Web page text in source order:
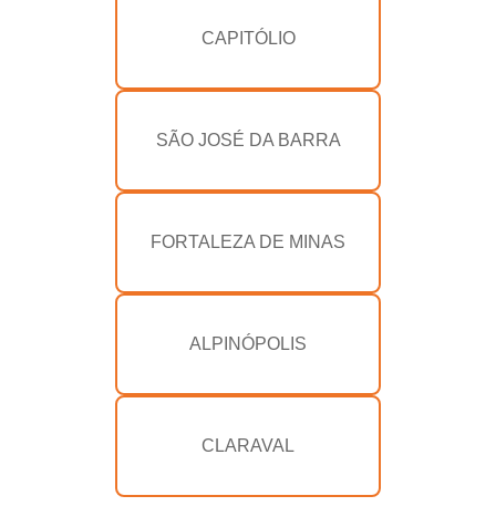
CAPITÓLIO
SÃO JOSÉ DA BARRA
FORTALEZA DE MINAS
ALPINÓPOLIS
CLARAVAL